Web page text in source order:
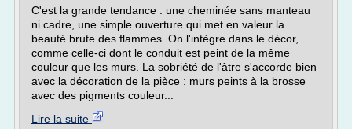
C'est la grande tendance : une cheminée sans manteau
ni cadre, une simple ouverture qui met en valeur la
beauté brute des flammes. On l'intègre dans le décor,
comme celle-ci dont le conduit est peint de la même
couleur que les murs. La sobriété de l'âtre s'accorde bien
avec la décoration de la pièce : murs peints à la brosse
avec des pigments couleur...
Lire la suite